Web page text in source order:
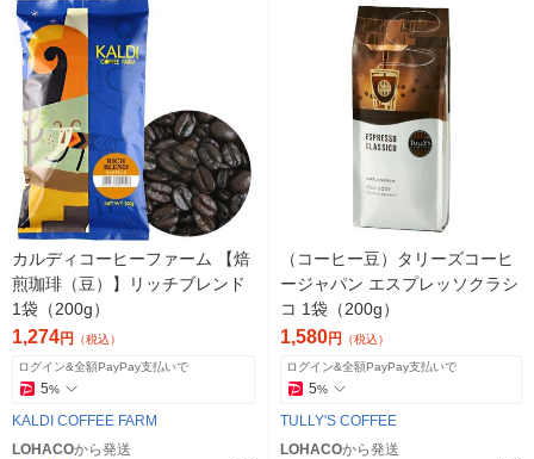
カルディコーヒーファーム 【焙
煎珈琲（豆）】リッチブレンド
1袋（200g）
1,274円 （税込）
ログイン&全額PayPay支払いで
5%
KALDI COFFEE FARM
LOHACOから発送
（コーヒー豆）タリーズコーヒ
ージャパン エスプレッソクラシ
コ 1袋（200g）
1,580円 （税込）
ログイン&全額PayPay支払いで
5%
TULLY'S COFFEE
LOHACOから発送